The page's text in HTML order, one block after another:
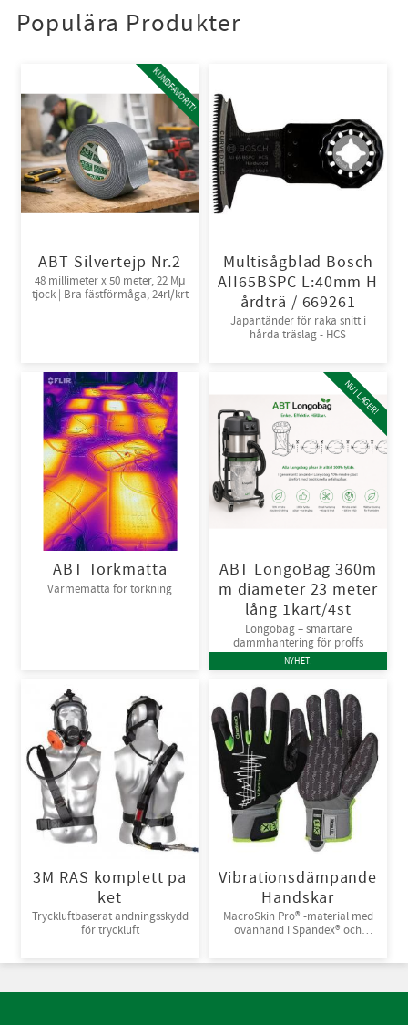
Populära Produkter
ABT Silvertejp Nr.2
48 millimeter x 50 meter, 22 Mμ
tjock | Bra fästförmåga, 24rl/krt
KUNDFAVORIT!
Multisågblad Bosch
AII65BSPC L:40mm H
årdträ / 669261
Japantänder för raka snitt i
hårda träslag - HCS
ABT Torkmatta
Värmematta för torkning
ABT LongoBag 360m
m diameter 23 meter
lång 1kart/4st
Longobag – smartare
dammhantering för proffs
NU I LAGER!
NYHET!
3M RAS komplett pa
ket
Tryckluftbaserat andningsskydd
för tryckluft
Vibrationsdämpande
Handskar
MacroSkin Pro® -material med
ovanhand i Spandex® och